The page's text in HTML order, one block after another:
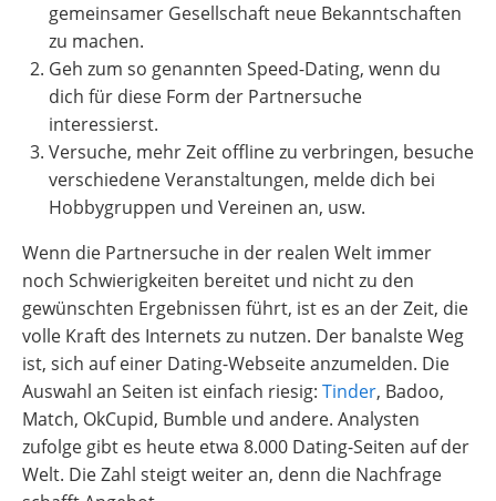
gemeinsamer Gesellschaft neue Bekanntschaften
zu machen.
Geh zum so genannten Speed-Dating, wenn du
dich für diese Form der Partnersuche
interessierst.
Versuche, mehr Zeit offline zu verbringen, besuche
verschiedene Veranstaltungen, melde dich bei
Hobbygruppen und Vereinen an, usw.
Wenn die Partnersuche in der realen Welt immer
noch Schwierigkeiten bereitet und nicht zu den
gewünschten Ergebnissen führt, ist es an der Zeit, die
volle Kraft des Internets zu nutzen. Der banalste Weg
ist, sich auf einer Dating-Webseite anzumelden. Die
Auswahl an Seiten ist einfach riesig: Tinder, Badoo,
Match, OkCupid, Bumble und andere. Analysten
zufolge gibt es heute etwa 8.000 Dating-Seiten auf der
Welt. Die Zahl steigt weiter an, denn die Nachfrage